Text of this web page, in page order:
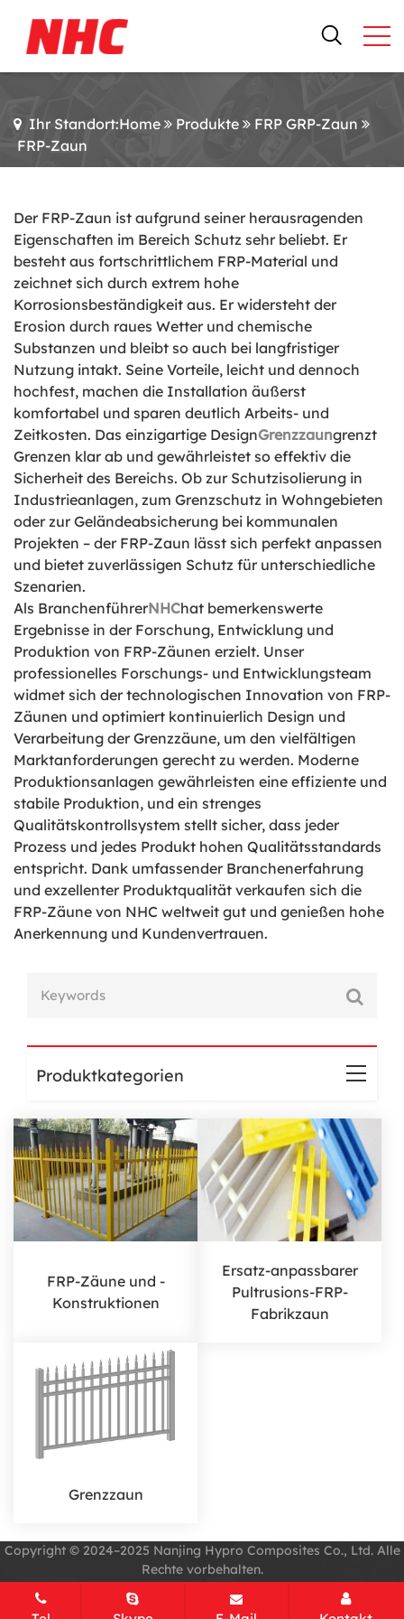
Ihr Standort:Home Produkte
FRP GRP-Zaun
FRP-Zaun
Der FRP-Zaun ist aufgrund seiner herausragenden
Eigenschaften im Bereich Schutz sehr beliebt. Er
besteht aus fortschrittlichem FRP-Material und
zeichnet sich durch extrem hohe
Korrosionsbeständigkeit aus. Er widersteht der
Erosion durch raues Wetter und chemische
Substanzen und bleibt so auch bei langfristiger
Nutzung intakt. Seine Vorteile, leicht und dennoch
hochfest, machen die Installation äußerst
komfortabel und sparen deutlich Arbeits- und
Zeitkosten. Das einzigartige DesignGrenzzaungrenzt
Grenzen klar ab und gewährleistet so effektiv die
Sicherheit des Bereichs. Ob zur Schutzisolierung in
Industrieanlagen, zum Grenzschutz in Wohngebieten
oder zur Geländeabsicherung bei kommunalen
Projekten – der FRP-Zaun lässt sich perfekt anpassen
und bietet zuverlässigen Schutz für unterschiedliche
Szenarien.
Als BranchenführerNHChat bemerkenswerte
Ergebnisse in der Forschung, Entwicklung und
Produktion von FRP-Zäunen erzielt. Unser
professionelles Forschungs- und Entwicklungsteam
widmet sich der technologischen Innovation von FRP-
Zäunen und optimiert kontinuierlich Design und
Verarbeitung der Grenzzäune, um den vielfältigen
Marktanforderungen gerecht zu werden. Moderne
Produktionsanlagen gewährleisten eine effiziente und
stabile Produktion, und ein strenges
Qualitätskontrollsystem stellt sicher, dass jeder
Prozess und jedes Produkt hohen Qualitätsstandards
entspricht. Dank umfassender Branchenerfahrung
und exzellenter Produktqualität verkaufen sich die
FRP-Zäune von NHC weltweit gut und genießen hohe
Anerkennung und Kundenvertrauen.
FRP-Zäune und -
Konstruktionen
Ersatz-anpassbarer
Pultrusions-FRP-
Fabrikzaun
Grenzzaun
Produktkategorien
Copyright © 2024–2025 Nanjing Hypro Composites Co., Ltd. Alle
Rechte vorbehalten.
Sitemap
Alle Tags Entworfen von Zhonghuan Internet